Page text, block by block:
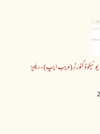
کنورٹر (ویب ایپ) - ریلیز